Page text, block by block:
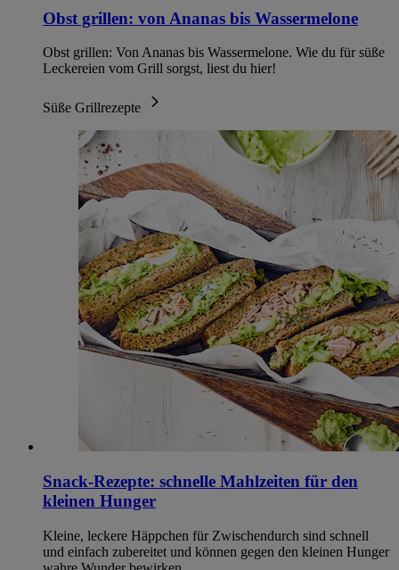
Obst grillen: von Ananas bis Wassermelone
Obst grillen: Von Ananas bis Wassermelone. Wie du für süße
Leckereien vom Grill sorgst, liest du hier!
Süße Grillrezepte
Snack-Rezepte: schnelle Mahlzeiten für den
kleinen Hunger
Kleine, leckere Häppchen für Zwischendurch sind schnell
und einfach zubereitet und können gegen den kleinen Hunger